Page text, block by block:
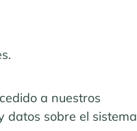
a nuestros
datos sobre el sistema